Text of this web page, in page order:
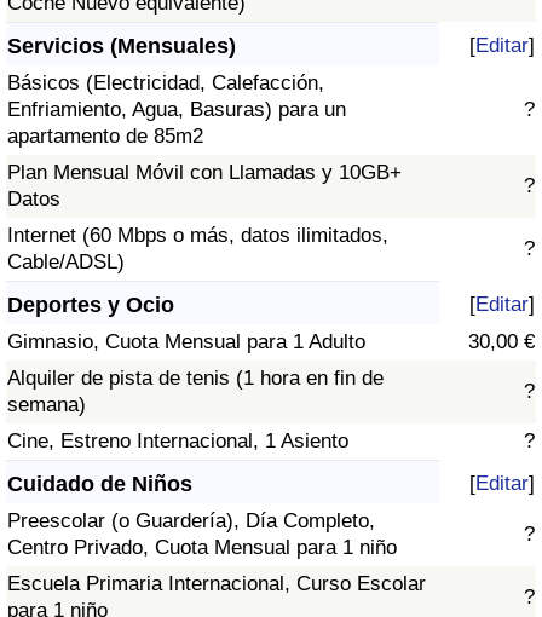
Servicios (Mensuales) [Editar]
Básicos (Electricidad, Calefacción,
Enfriamiento, Agua, Basuras) para un
apartamento de 85m2
?
Plan Mensual Móvil con Llamadas y 10GB+
Datos
?
Internet (60 Mbps o más, datos ilimitados,
Cable/ADSL)
?
Deportes y Ocio [Editar]
Gimnasio, Cuota Mensual para 1 Adulto
30,00 €
Alquiler de pista de tenis (1 hora en fin de
semana)
?
Cine, Estreno Internacional, 1 Asiento ?
Cuidado de Niños [Editar]
Preescolar (o Guardería), Día Completo,
Centro Privado, Cuota Mensual para 1 niño
?
Escuela Primaria Internacional, Curso Escolar
para 1 niño
?